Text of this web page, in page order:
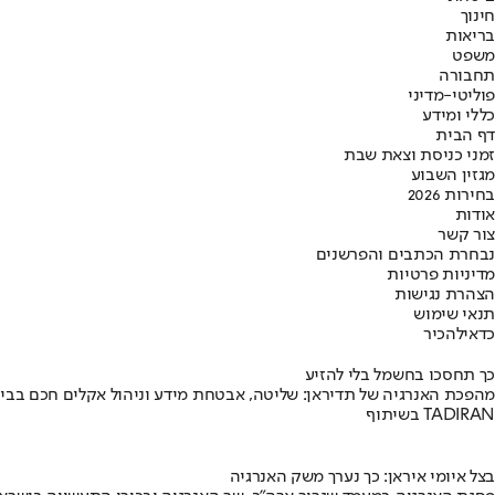
חינוך
בריאות
משפט
תחבורה
פוליטי-מדיני
כללי ומידע
דף הבית
זמני כניסת וצאת שבת
מגזין השבוע
בחירות 2026
אודות
צור קשר
נבחרת הכתבים והפרשנים
מדיניות פרטיות
הצהרת נגישות
תנאי שימוש
כדאילהכיר
כך תחסכו בחשמל בלי להזיע
מהפכת האנרגיה של תדיראן: שליטה, אבטחת מידע וניהול אקלים חכם
בשיתוף TADIRAN
בצל איומי איראן: כך נערך משק האנרגיה